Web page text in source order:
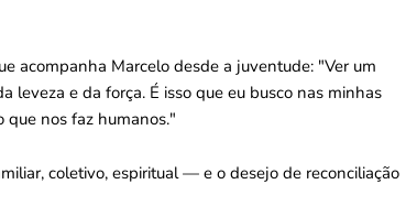
acompanha Marcelo desde a juventude: "Ver um
leveza e da força. É isso que eu busco nas minhas
que nos faz humanos."
coletivo, espiritual — e o desejo de reconciliação